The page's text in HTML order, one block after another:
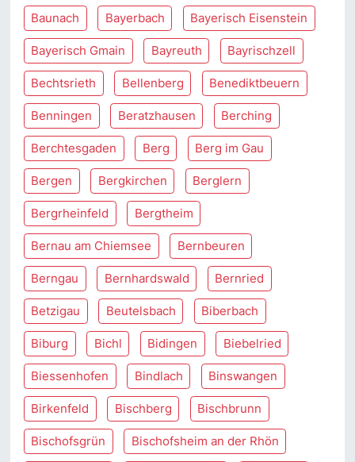
Baunach Bayerbach Bayerisch Eisenstein
Bayerisch Gmain Bayreuth Bayrischzell
Bechtsrieth Bellenberg Benediktbeuern
Benningen Beratzhausen Berching
Berchtesgaden Berg Berg im Gau
Bergen Bergkirchen Berglern
Bergrheinfeld Bergtheim
Bernau am Chiemsee Bernbeuren
Berngau Bernhardswald Bernried
Betzigau Beutelsbach Biberbach
Biburg Bichl Bidingen Biebelried
Biessenhofen Bindlach Binswangen
Birkenfeld Bischberg Bischbrunn
Bischofsgrün Bischofsheim an der Rhön